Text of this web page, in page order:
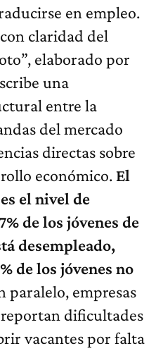
en empleo.
claridad del
elaborado por
una
entre la
del mercado
directas sobre
económico. El
el nivel de
de los jóvenes de
desempleado,
de los jóvenes no
paralelo, empresas
dificultades
vacantes por falta